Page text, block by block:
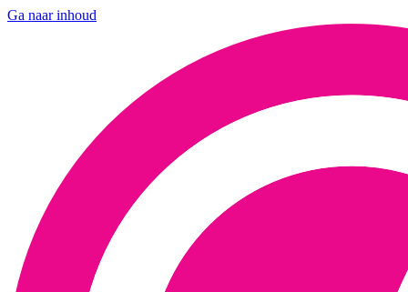
Ga naar inhoud